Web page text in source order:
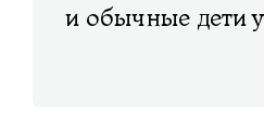
и обычные дети